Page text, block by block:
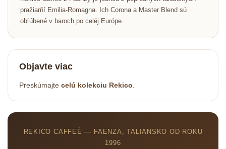
pražiarňí Emilia-Romagna. Ich Corona a Master Blend sú
obľúbené v baroch po celéj Európe.
Objavte viac
Preskúmajte celú kolekciu Rekico
REKICO CAFFEÈ — FAENZA, TALIANSKO OD ROKU
1996